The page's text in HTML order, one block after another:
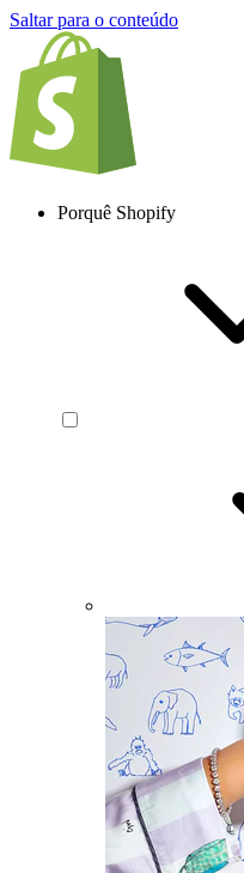
Saltar para o conteúdo
Porquê Shopify